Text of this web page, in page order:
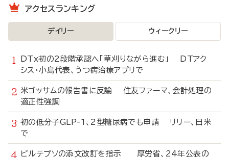
アクセスランキング
デイリー ウィークリー
DTx初の2段階承認へ「草刈りながら進む」 DTアク
シス・小島代表、うつ病治療アプリで
米ゴッサムの報告書に反論 住友ファーマ、会計処理の
適正性強調
初の低分子GLP-1、2型糖尿病でも申請 リリー、日米
で
ビルテプソの添文改訂を指示 厚労省、24年公表の